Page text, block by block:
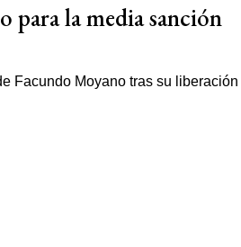
para la media sanción